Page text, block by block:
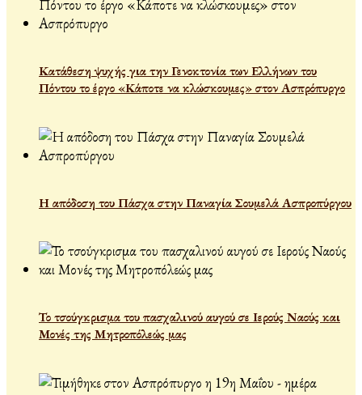
Κατάθεση ψυχής για την Γενοκτονία των Ελλήνων του
Πόντου το έργο «Κάποτε να κλώσκουμες» στον Ασπρόπυργο
Η απόδοση του Πάσχα στην Παναγία Σουμελά Ασπροπύργου
Το τσούγκρισμα του πασχαλινού αυγού σε Ιερούς Ναούς και
Μονές της Μητροπόλεώς μας